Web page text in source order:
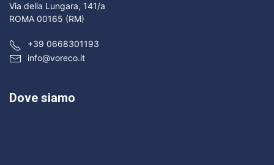
Via della Lungara, 141/a
ROMA 00165 (RM)
+39 0668301193
info@voreco.it
Dove siamo